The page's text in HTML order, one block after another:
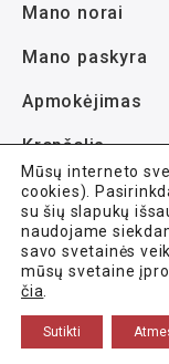
Mano norai
Mano paskyra
Apmokėjimas
Krepšelis
Mūsų interneto
cookies).
su šių slapukų
naudojame
savo svetainės
mūsų svetaine
čia
Sutikti